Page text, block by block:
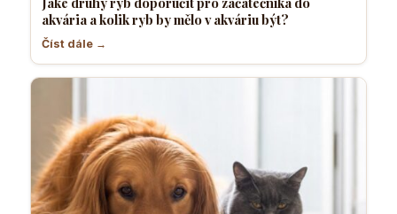
akvária a kolik ryb by mělo v akváriu být?
Číst dále →